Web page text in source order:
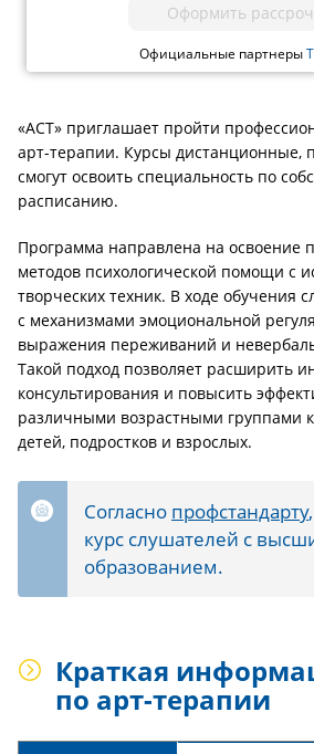
Оформить
Официальные партнеры
«АСТ» приглашает пройти
арт-терапии. Курсы дистанционные,
смогут освоить специальность по
расписанию.
Программа направлена на освоение
методов психологической помощи с
творческих техник. В ходе обучения
с механизмами эмоциональной
выражения переживаний и
Такой подход позволяет расширить
консультирования и повысить
различными возрастными группами
детей, подростков и взрослых.
Согласно профстандарту
курс слушателей с
образованием.
Краткая
по арт-терапии